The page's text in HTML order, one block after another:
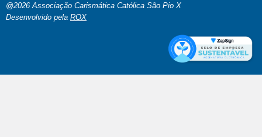
@2026 Associação Carismática Católica São Pio X
Desenvolvido pela ROX